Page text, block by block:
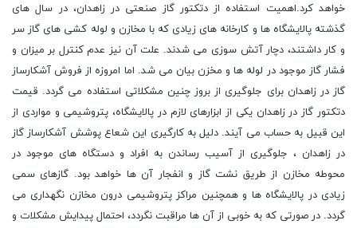
خواهد کرد.اهمیت استفاده از دتکتور گاز صنعتی در زاهدان، در سال های
گذشته پالایشگاه ها و کارخانه های زیادی که با مخازن و لوله کشی های گاز سر
و کار داشتند، دچار آتش سوزی می شدند. علت آن نیز عدم کنترل بر میزان و
فشار گاز موجود در لوله ها و مخزن بیان می شد. اما امروزه از فروش آشکارساز
گاز در زاهدان برای جلوگیری از بروز چنین مشکلاتی استفاده می گردد. قیمت
دتکتور گاز در زاهدان یکی از ابزارهای لازم در پالایشگاه، پتروشیمی و مواردی از
این قبیل به حساب می آیند. دلیل به کارگیری این شعاع پوشش آشکارساز گاز
در زاهدان ، جلوگیری از آسیب رساندن به افراد و دستگاه های موجود در
محوطه مخازن از طریق نشت گاز و انفجار آن ها خواهد بود. گازهای سمی
زیادی در پالایشگاه ها و همچنین مراکز پتروشیمی درون مخازن نگهداری می
گردد. در صورتی که به خوبی از آن ها مراقبت نگردد، احتمال پیدایش مشکلات و